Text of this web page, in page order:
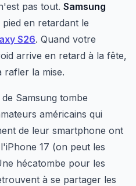
pas tout. Samsung
en retardant le
S26. Quand votre
arrive en retard à la fête,
rafler la mise.
Samsung tombe
américains qui
de leur smartphone ont
17 (on peut les
hécatombe pour les
à se partager les